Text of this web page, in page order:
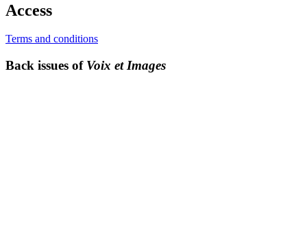
Access
Terms and conditions
Back issues of Voix et Images